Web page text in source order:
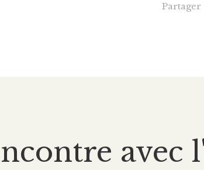
Partager
avec